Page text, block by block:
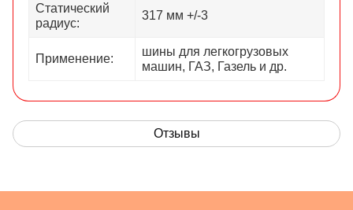
Статический
радиус:
317 мм +/-3
Применение:
шины для легкогрузовых
машин, ГАЗ, Газель и др.
Отзывы